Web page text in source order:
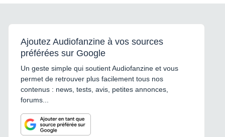
Ajoutez Audiofanzine à vos sources
préférées sur Google
Un geste simple qui soutient Audiofanzine et vous
permet de retrouver plus facilement tous nos
contenus : news, tests, avis, petites annonces,
forums...